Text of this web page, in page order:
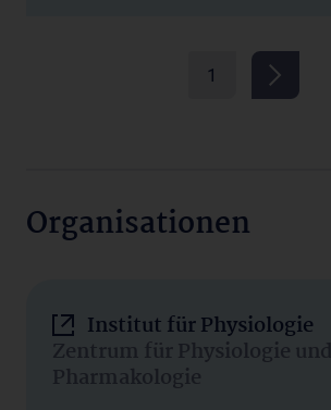
1
Organisationen
Institut für Physiologie
Zentrum für Physiologie und
Pharmakologie